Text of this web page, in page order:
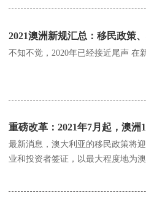
2021澳洲新规汇总：移民政策
不知不觉，2020年已经接近尾声 在
重磅改革：2021年7月起，澳洲
最新消息，澳大利亚的移民政策将
业和投资者签证，以最大程度地为